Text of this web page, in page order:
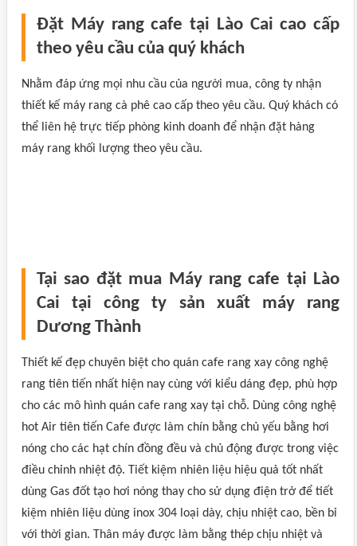
Đặt Máy rang cafe tại Lào Cai cao cấp
theo yêu cầu của quý khách
Nhằm đáp ứng mọi nhu cầu của người mua, công ty nhận
thiết kế máy rang cà phê cao cấp theo yêu cầu. Quý khách có
thể liên hệ trực tiếp phòng kinh doanh để nhận đặt hàng
máy rang khối lượng theo yêu cầu.
Tại sao đặt mua Máy rang cafe tại Lào
Cai tại công ty sản xuất máy rang
Dương Thành
Thiết kế đẹp chuyên biệt cho quán cafe rang xay công nghệ
rang tiên tiến nhất hiện nay cùng với kiểu dáng đẹp, phù hợp
cho các mô hình quán cafe rang xay tại chỗ. Dùng công nghệ
hot Air tiên tiến Cafe được làm chín bằng chủ yếu bằng hơi
nóng cho các hạt chín đồng đều và chủ động được trong việc
điều chỉnh nhiệt độ. Tiết kiệm nhiên liệu hiệu quả tốt nhất
dùng Gas đốt tạo hơi nóng thay cho sử dụng điện trở để tiết
kiệm nhiên liệu dùng inox 304 loại dày, chịu nhiệt cao, bền bỉ
với thời gian. Thân máy được làm bằng thép chịu nhiệt và